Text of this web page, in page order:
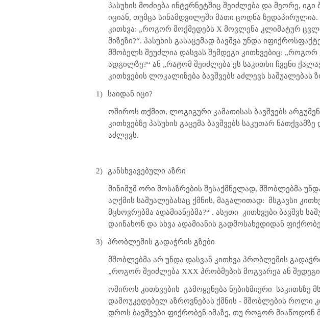
პასუხის მოძიება ინტერნეტშიც შეიძლება და მეორე,
იციან, თუმცა სინამდვილეში მათი ცოდნა
კითხვა: „როგორ მოქმედებს X მოვლენა კლიმატურ
მიზეზი?“. პასუხის გასაცემად ბავშვა უნდა იფიქროს
მშობელს შეუძლია დასვას შემდეგი კითხვებიც:
ადგილზე?“ ან „რატომ შეიძლება ეს საკითხი ჩვენი
კითხვების ლოკალიზება ბავშვებს აძლევს
1) საიდან იცი?
ოშიროს თქმით, ლოგიგური კამათისას ბავშვებს
კითხვებზე პასუხის გაცემა ბავშვებს საკუთარ
აძლევს.
2) განსხვავებული აზრი
მინიმუმ ორი მოსაზრების შესაქმნელად, მშობლებმა
აღქმის საშუალებასაც ქმნის, მაგალითად: მსგავსი
მცხოვრებმა ადამიანებმა?“ . ასეთი
კითხვები ბავშვს
დაინახონ და სხვა ადამიანის გადმოსახედიდან
3) პრობლემის გადაჭრის გზები
მშობლებმა არ უნდა დასვან კითხვა პრობლემის
„როგორ შეიძლება XXX პრობმების მოგვარეა ან
ოშიროს კითხვების გამოყენება ნებისმიერი
საკითხზე
დამოუკედებელ აზროვნებას ქმნის - მშობლების როლი
დროს ბავშვები ფიქრობენ იმაზე, თუ როგორ მიაწოდონ